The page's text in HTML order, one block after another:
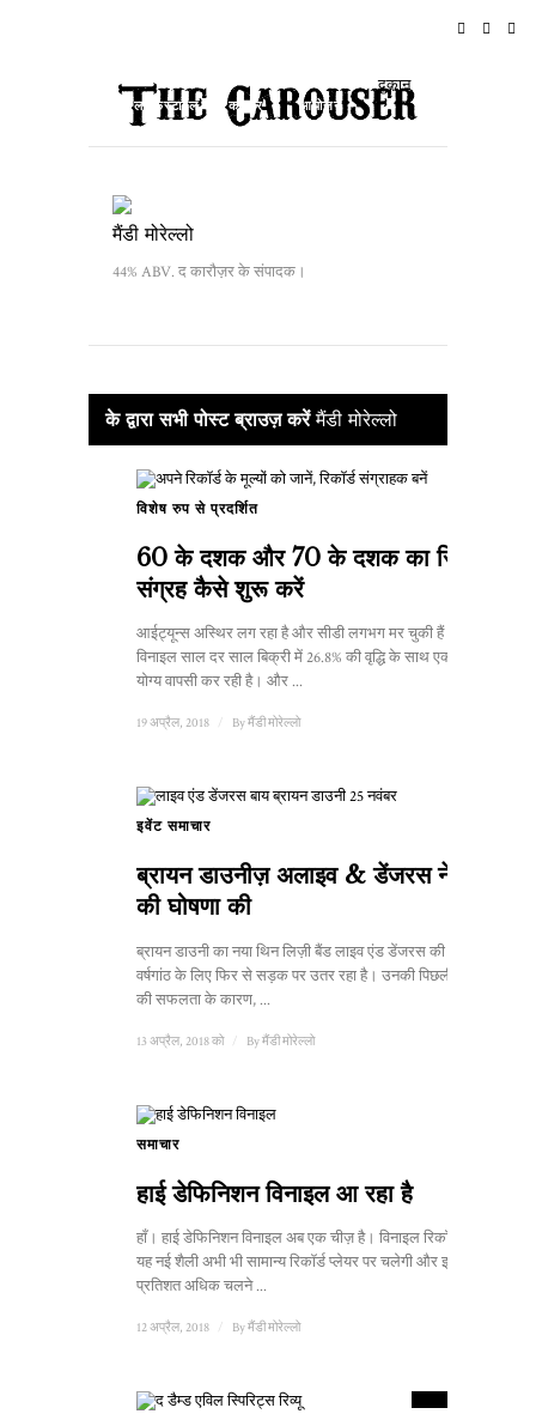
लाइफस्टाइल और कल्चर आयोजन
दुकान
मैंडी मोरेल्लो
44% ABV. द कारौज़र के संपादक।
के द्वारा सभी पोस्ट ब्राउज़ करेंमैंडी मोरेल्लो
विशेष रुप से प्रदर्शित
60 के दशक और 70 के दशक का रिकॉर्ड
संग्रह कैसे शुरू करें
आईट्यून्स अस्थिर लग रहा है और सीडी लगभग मर चुकी हैं। लेकिन
विनाइल साल दर साल बिक्री में 26.8% की वृद्धि के साथ एक स्वागत
योग्य वापसी कर रही है। और ...
19 अप्रैल, 2018 Byमैंडी मोरेल्लो
इवेंट समाचार
ब्रायन डाउनीज़ अलाइव & डेंजरस ने दौरे
की घोषणा की
ब्रायन डाउनी का नया थिन लिज़ी बैंड लाइव एंड डेंजरस की 40वीं
वर्षगांठ के लिए फिर से सड़क पर उतर रहा है। उनकी पिछली तारीखों
की सफलता के कारण, ...
13 अप्रैल, 2018 को Byमैंडी मोरेल्लो
समाचार
हाई डेफिनिशन विनाइल आ रहा है
हाँ। हाई डेफिनिशन विनाइल अब एक चीज़ है। विनाइल रिकॉर्ड की
यह नई शैली अभी भी सामान्य रिकॉर्ड प्लेयर पर चलेगी और इसमें 30
प्रतिशत अधिक चलने ...
12 अप्रैल, 2018 Byमैंडी मोरेल्लो
स्कोर